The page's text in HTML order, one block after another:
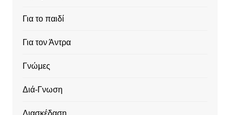
Για το παιδί
Για τον Άντρα
Γνώμες
Διά-Γνωση
Διασκέδαση